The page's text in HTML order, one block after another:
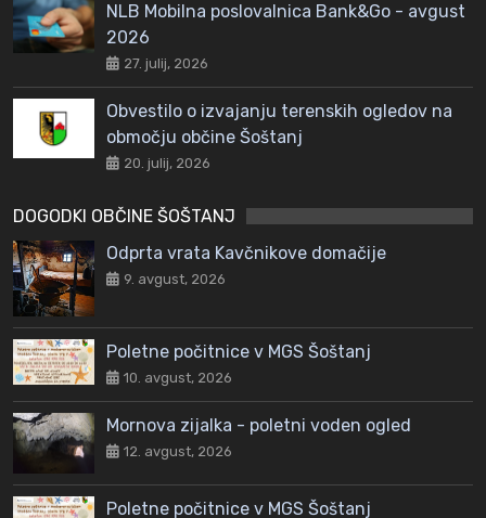
NLB Mobilna poslovalnica Bank&Go - avgust
2026
27. julij, 2026
Obvestilo o izvajanju terenskih ogledov na
območju občine Šoštanj
20. julij, 2026
DOGODKI OBČINE ŠOŠTANJ
Odprta vrata Kavčnikove domačije
9. avgust, 2026
Poletne počitnice v MGS Šoštanj
10. avgust, 2026
Mornova zijalka - poletni voden ogled
12. avgust, 2026
Poletne počitnice v MGS Šoštanj